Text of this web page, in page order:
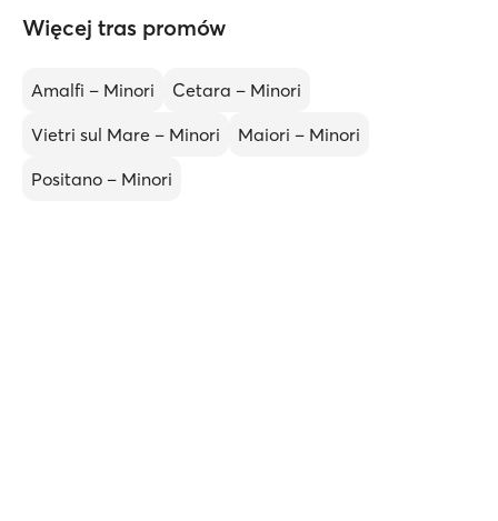
Więcej tras promów
Amalfi – Minori
Cetara – Minori
Vietri sul Mare – Minori
Maiori – Minori
Positano – Minori